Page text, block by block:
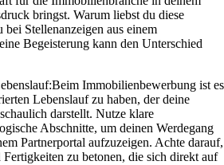
bringst. Warum liebst du diese
bei Stellenanzeigen aus einem
Begeisterung kann den Unterschied
Beim Immobilienbewerbung ist es
Lebenslauf zu haben, der deine
darstellt. Nutze klare
Abschnitte, um deinen Werdegang
Partnerportal aufzuzeigen. Achte darauf,
zu betonen, die sich direkt auf